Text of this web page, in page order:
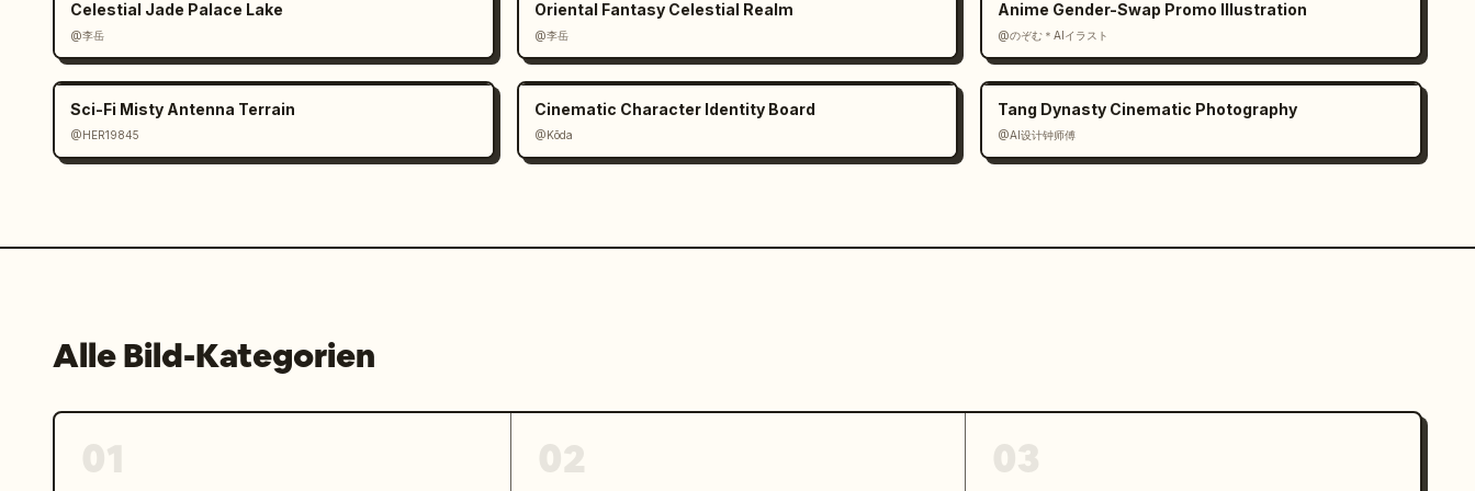
Roboter mit großen, leuchtenden Augen gegenübersteht, warme
Werkstattbeleuchtung, Messing- und Holzdetails, intime
Dialogszene","caption":["Der mysteriöse alte Mann und der Roboter, die Augen
des Roboters leuchten","Dialog (Alter Mann): 『Diese Welt besteht aus
Erinnerungen』"]},{"id":"08","time":"0:14-0:17","image":"Digest-Montage
bestehend aus 5 schmalen Unterbildern in einem Panel: 1) Mädchen rennt durch
den Himmel, 2) einstürzende schwebende Ruinen, 3) emotionale Nahaufnahme der
["Digest-Montage: Flug durch den Himmel / Einstürzende Ruinen / Tränen /
Komposition","caption":["Riesiger Lichtwirbel, das Mädchen streckt die Hand
aus","NA: 『Vergessen oder retten?』"]},{"id":"10","time":"0:20-
Celestial Jade Palace Lake
@李岳
Oriental Fantasy Celestial Realm
@李岳
Anime Gender-Swap Promo Illustration
@のぞむ＊AIイラスト
Sci-Fi Misty Antenna Terrain
@HER19845
Cinematic Character Identity Board
@Kōda
Tang Dynasty Cinematic Photography
@AI设计钟师傅
Alle Bild-Kategorien